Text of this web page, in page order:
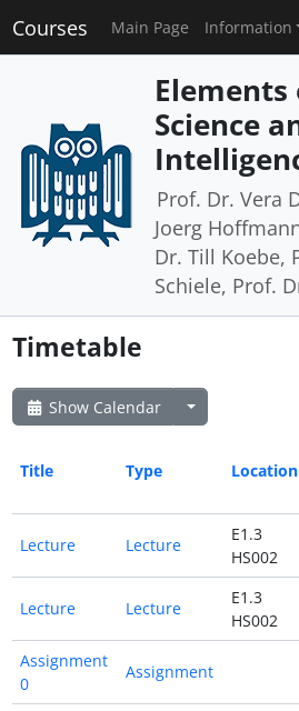
Courses Main Page Information
Elements
Science
Prof. Dr. Vera
Joerg
Dr. Till Koebe,
Schiele, Prof.
Timetable
Show Calendar
Title Type Location
Lecture Lecture
E1.3
HS002
Lecture Lecture
E1.3
HS002
Assignment
0
Assignment